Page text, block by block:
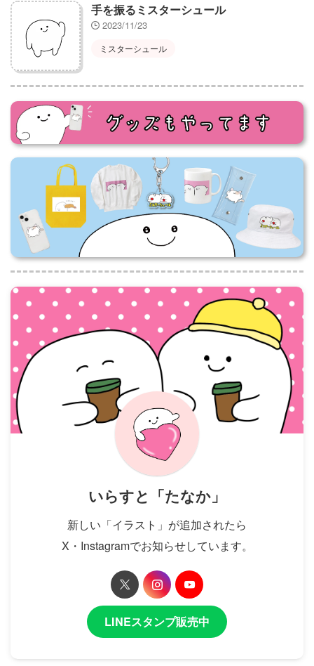
手を振るミスターシュール
2023/11/23
ミスターシュール
いらすと「たなか」
新しい「イラスト」が追加されたら
X・Instagramでお知らせしています。
LINEスタンプ販売中